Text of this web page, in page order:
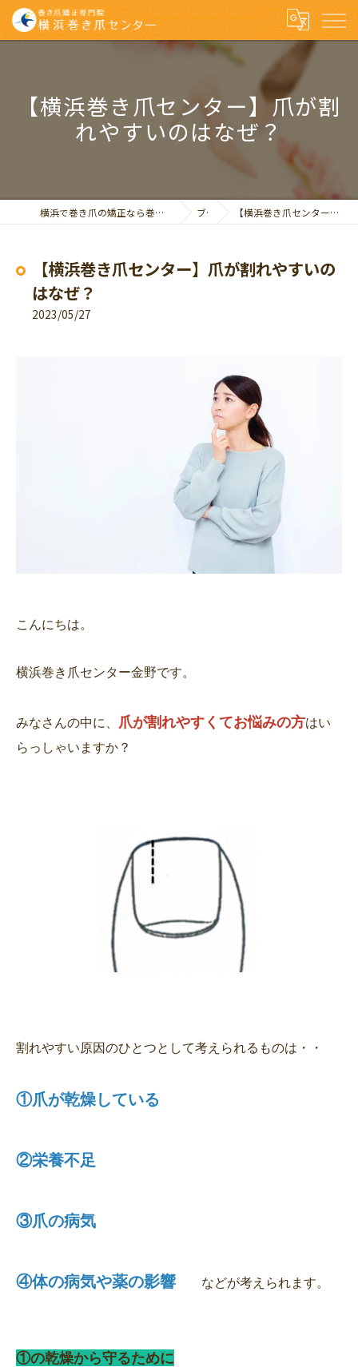
【横浜巻き爪センター】爪が割
れやすいのはなぜ？
横浜で巻き爪の矯正なら巻き爪矯正専門院 横浜巻き爪センター ブログ 【横浜巻き爪センター】爪が割れやすいのはなぜ？
【横浜巻き爪センター】爪が割れやすいの
はなぜ？
2023/05/27
こんにちは。
横浜巻き爪センター金野です。
みなさんの中に、 爪が割れやすくてお悩みの方はい
らっしゃいますか？
割れやすい原因のひとつとして考えられるものは・・
①爪が乾燥している
②栄養不足
③爪の病気
④体の病気や薬の影響 などが考えられます。
①の乾燥から守るために